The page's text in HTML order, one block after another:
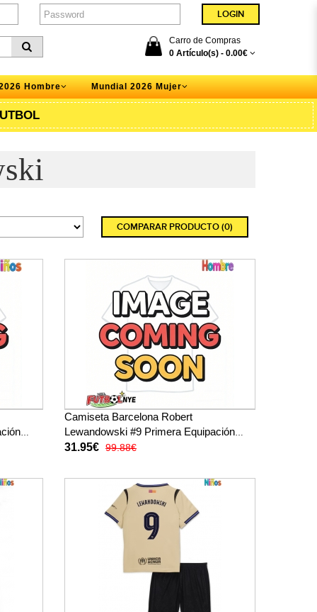
Carro de Compras
0 Artículo(s) - 0.00€
Hombre Mundial 2026 Mujer
COMPARAR PRODUCTO (0)
Camiseta Barcelona Robert
Lewandowski #9 Primera Equipación
2026-27 manga corta
31.95€ 99.88€